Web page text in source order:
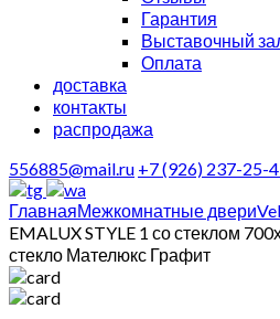
Гарантия
Выставочный
Оплата
доставка
контакты
распродажа
556885@mail.ru +7 (926) 237-25-
ГлавнаяМежкомнатные двери
EMALUX STYLE 1 со стеклом
стекло Мателюкс Графит